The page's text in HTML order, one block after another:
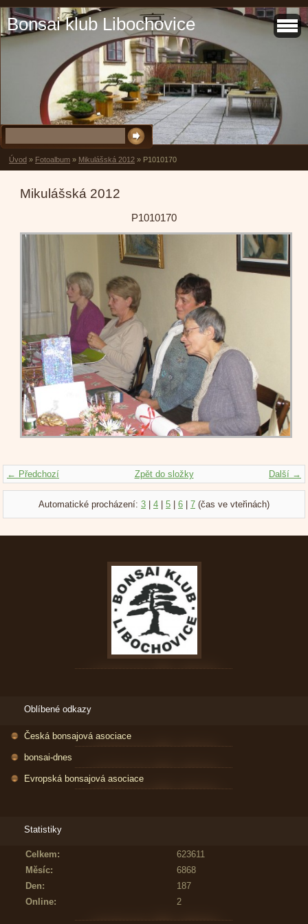
Bonsai klub Libochovice
Úvod » Fotoalbum » Mikulášská 2012 » P1010170
Mikulášská 2012
P1010170
← Předchozí Další →
Zpět do složky
Automatické procházení: 3 | 4 | 5 | 6 | 7 (čas ve vteřinách)
Oblíbené odkazy
Česká bonsajová asociace
bonsai-dnes
Evropská bonsajová asociace
Statistiky
Online: 2
Celkem:
623611
Měsíc:
6868
Den:
187